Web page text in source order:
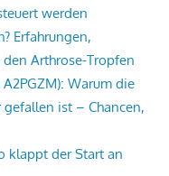
werden
Erfahrungen,
Arthrose-Tropfen
Warum die
ist – Chancen,
klappt der Start an